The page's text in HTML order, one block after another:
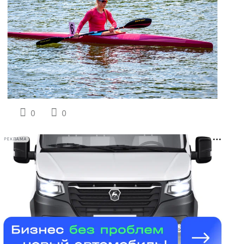
0 0
РЕКЛАМА